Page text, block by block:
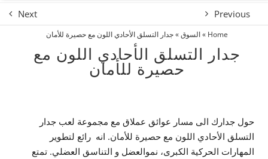
Previous
Next
Home
»السوق»جدار التسلق الأحادي اللون مع حصيرة للأمان
جدار التسلق الأحادي اللون مع
حصيرة للأمان
حول جدارك الى مسار عوائق عملاق مع مجموعة لعب جدار
التسلق الأحادي اللون مع حصيرة للأمان. انه رائع لتطوير
المهارات الحركية الكبرى، نموالعضل و التناسق العضلي. تمتع